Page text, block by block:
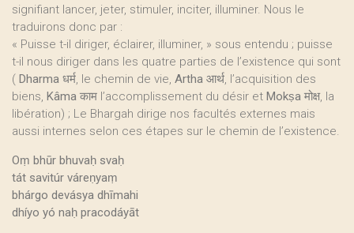
signifiant lancer, jeter, stimuler, inciter, illuminer. Nous le
traduirons donc par :
« Puisse t-il diriger, éclairer, illuminer, » sous entendu ; puisse
t-il nous diriger dans les quatre parties de l’existence qui sont
( Dharma धर्म, le chemin de vie, Artha आर्थ, l’acquisition des
biens, Kâma काम l’accomplissement du désir et Mokṣa मोक्ष, la
libération) ; Le Bhargah dirige nos facultés externes mais
aussi internes selon ces étapes sur le chemin de l’existence.
Oṃ bhūr bhuvaḥ svaḥ
tát savitúr váreṇyaṃ
bhárgo devásya dhīmahi
dhíyo yó naḥ pracodáyāt